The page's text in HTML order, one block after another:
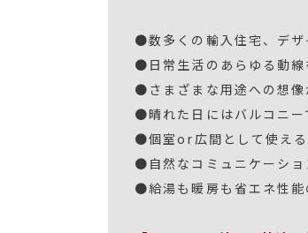
●数多くの輸入住宅、デザ
●日常生活のあらゆる動線
●さまざまな用途への想像
●晴れた日にはバルコニー
●個室or広間として使え
●自然なコミュニケーショ
●給湯も暖房も省エネ性